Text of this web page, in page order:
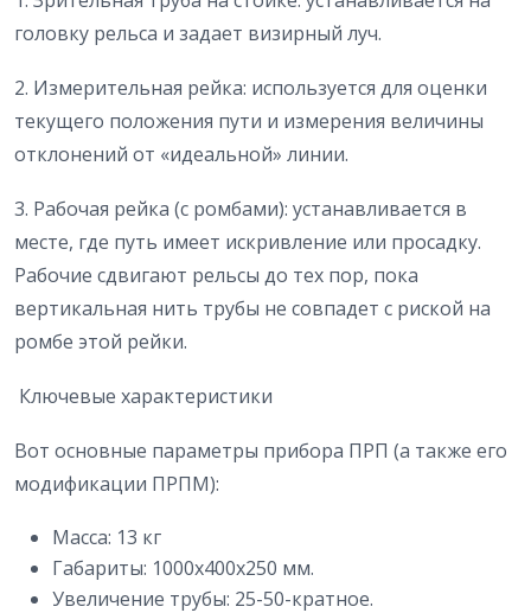
головку рельса и задает визирный луч.
2. Измерительная рейка: используется для оценки
текущего положения пути и измерения величины
отклонений от «идеальной» линии.
3. Рабочая рейка (с ромбами): устанавливается в
месте, где путь имеет искривление или просадку.
Рабочие сдвигают рельсы до тех пор, пока
вертикальная нить трубы не совпадет с риской на
ромбе этой рейки.
Ключевые характеристики
Вот основные параметры прибора ПРП (а также его
модификации ПРПМ):
Масса: 13 кг
Габариты: 1000x400x250 мм.
Увеличение трубы: 25-50-кратное.